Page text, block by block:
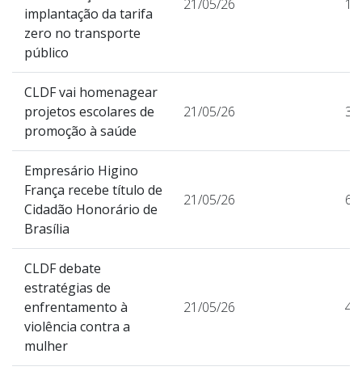
implantação da tarifa
zero no transporte
público
21/05/26
CLDF vai homenagear
projetos escolares de
promoção à saúde
21/05/26
Empresário Higino
França recebe título de
Cidadão Honorário de
Brasília
21/05/26
CLDF debate
estratégias de
enfrentamento à
violência contra a
mulher
21/05/26